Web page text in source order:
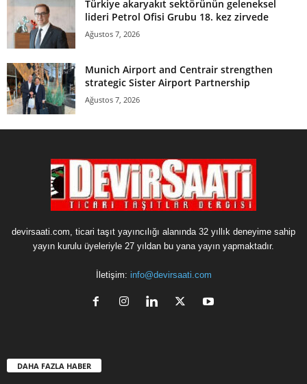
Türkiye akaryakıt sektörünün geleneksel
lideri Petrol Ofisi Grubu 18. kez zirvede
Ağustos 7, 2026
Munich Airport and Centrair strengthen
strategic Sister Airport Partnership
Ağustos 7, 2026
devirsaati.com, ticari taşıt yayıncılığı alanında 32 yıllık deneyime sahip
yayın kurulu üyeleriyle 27 yıldan bu yana yayın yapmaktadır.
İletişim: info@devirsaati.com
DAHA FAZLA HABER